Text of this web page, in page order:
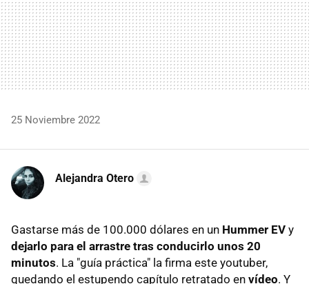
25 Noviembre 2022
Alejandra Otero
Gastarse más de 100.000 dólares en un Hummer EV y
dejarlo para el arrastre tras conducirlo unos 20
minutos. La "guía práctica" la firma este youtuber,
quedando el estupendo capítulo retratado en vídeo. Y